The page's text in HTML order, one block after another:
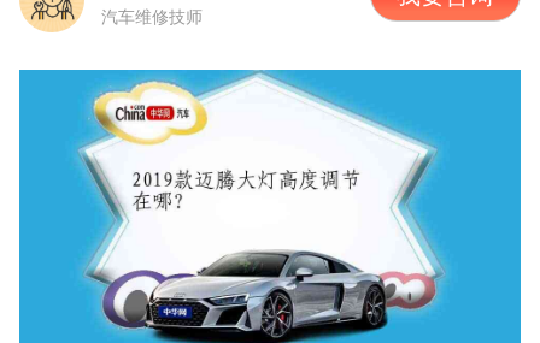
汽车维修技师